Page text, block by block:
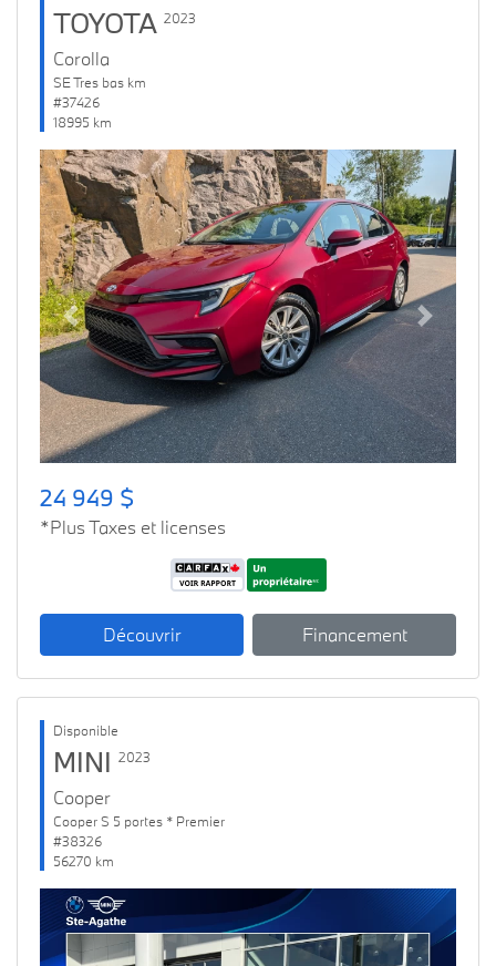
TOYOTA 2023
Corolla
SE Tres bas km
#37426
18995 km
Previous Next
24 949 $
*Plus Taxes et licenses
Découvrir Financement
Disponible
MINI 2023
Cooper
Cooper S 5 portes * Premier
#38326
56270 km